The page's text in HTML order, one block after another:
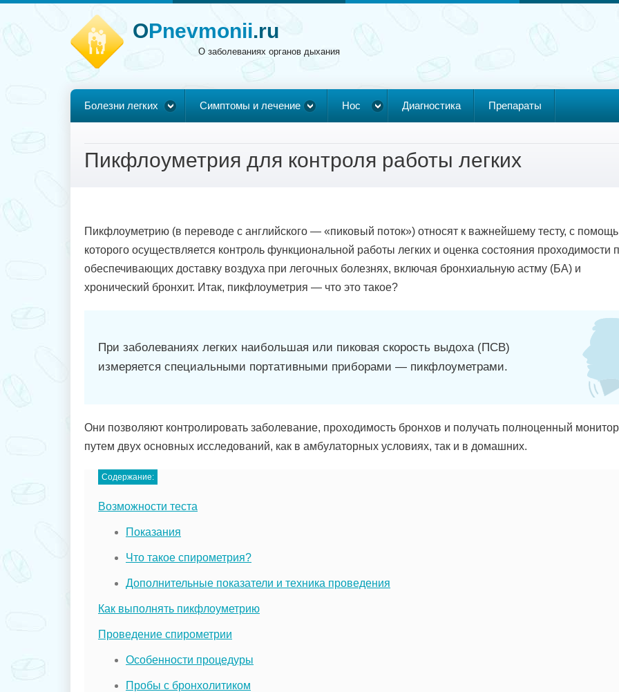
OPnevmonii.ru
О заболеваниях органов дыхания
Болезни легких Симптомы и лечение Нос Диагностика Препараты
Пикфлоуметрия для контроля работы легких
Пикфлоуметрию (в переводе с английского — «пиковый поток») относят к важнейшему тесту, с
которого осуществляется контроль функциональной работы легких и оценка состояния проходимости
обеспечивающих доставку воздуха при легочных болезнях, включая бронхиальную астму (БА) и
хронический бронхит. Итак, пикфлоуметрия — что это такое?
При заболеваниях легких наибольшая или пиковая скорость выдоха (ПСВ)
измеряется специальными портативными приборами — пикфлоуметрами.
Они позволяют контролировать заболевание, проходимость бронхов и получать полноценный
путем двух основных исследований, как в амбулаторных условиях, так и в домашних.
Содержание:
Возможности теста
Показания
Что такое спирометрия?
Дополнительные показатели и техника проведения
Как выполнять пикфлоуметрию
Проведение спирометрии
Особенности процедуры
Пробы с бронхолитиком